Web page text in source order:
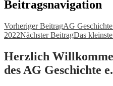
Beitragsnavigation
Vorheriger BeitragAG
2022Nächster BeitragDas
Herzlich
des AG Geschichte